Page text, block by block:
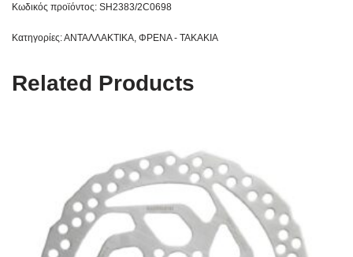
Κωδικός προϊόντος: SH2383/2C0698
Κατηγορίες:ΑΝΤΑΛΛΑΚΤΙΚΑ, ΦΡΕΝΑ - ΤΑΚΑΚΙΑ
Related Products